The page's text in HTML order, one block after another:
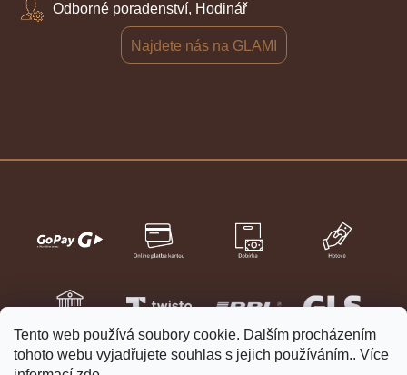
Tento web používá soubory cookie. Dalším procházením
tohoto webu vyjadřujete souhlas s jejich používáním.. Více
Odborné poradenství, Hodinář
Najdete nás na GLAMI